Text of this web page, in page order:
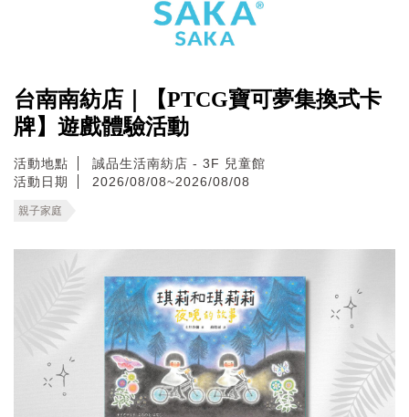
台南南紡店｜【PTCG寶可夢集換式卡
牌】遊戲體驗活動
活動地點
誠品生活南紡店 - 3F 兒童館
活動日期
2026/08/08~2026/08/08
親子家庭